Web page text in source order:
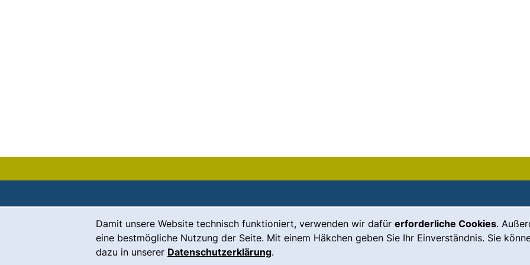
Damit unsere Website technisch funktioniert, verwenden wir dafür erforderliche Cookies.
eine bestmögliche Nutzung der Seite. Mit einem Häkchen geben Sie Ihr Einverständnis. Sie
dazu in unserer Datenschutzerklärung.
Kontakt
Karriere
Leichte Sprache
Gebärdensprache
Impressum